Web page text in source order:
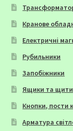
Кранове
Електричні
Рубильники
Запобіжники
Ящики та щити
Кнопки, пости
Арматура